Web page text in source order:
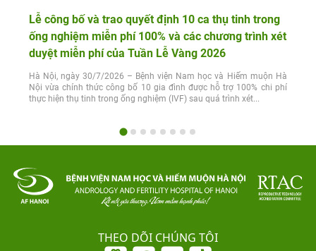
Lễ công bố và trao quyết định 10 ca thụ tinh trong
ống nghiệm miễn phí 100% và các chương trình xét
duyệt miễn phí của Tuần Lễ Vàng 2026
Hà Nội, ngày 30/7/2026 – Bệnh viện Nam học và Hiếm muộn Hà
Nội vừa chính thức công bố 10 gia đình được hỗ trợ 100% chi phí
thực hiện thụ tinh trong ống nghiệm (IVF) sau quá trình xét...
THEO DÕI CHÚNG TÔI